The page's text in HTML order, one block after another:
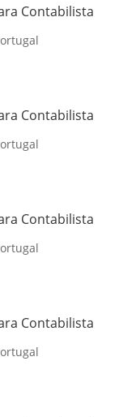
Contabilista
Contabilista
Contabilista
Contabilista